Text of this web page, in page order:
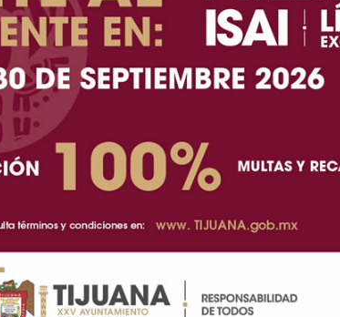
Bizarrap, compartió la noticia
a través de sus redes sociales. En una
textualmente: “Soy la voz de santa de
Lugares impensados a los q se puede
x la oportunidad”.
“Santa de Jardín” es un excéntrico y
habita en el patio trasero de una zona
Woody, Buzz Lightyear y Jessie,
juguetes: una pizza con anteojos
por Bad Bunny.
actor de voz en una producción
famoso por sus colaboraciones virales